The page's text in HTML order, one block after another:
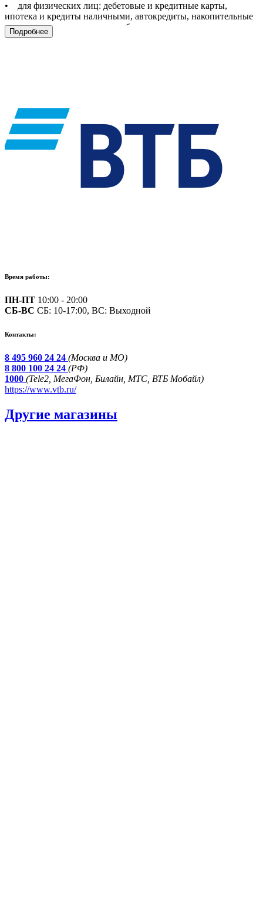
• для физических лиц: дебетовые и кредитные карты,
ипотека и кредиты наличными, автокредиты, накопительные
счета и вклады, широкая сеть банкоматов;
• для малого, среднего и крупного бизнеса: РКО,
Подробнее
Время работы:
ПН-ПТ 10:00 - 20:00
СБ-ВС СБ: 10-17:00, ВС: Выходной
Контакты:
8 495 960 24 24 (Москва и МО)
8 800 100 24 24 (РФ)
1000 (Tele2, МегаФон, Билайн, МТС, ВТБ Мобайл)
https://www.vtb.ru/
Другие магазины